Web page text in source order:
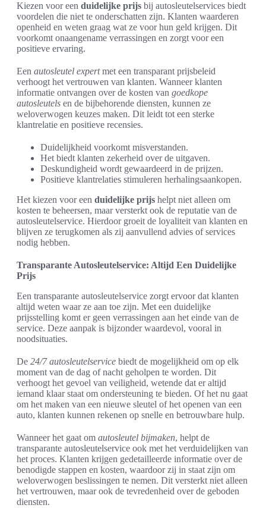
Kiezen voor een duidelijke prijs bij autosleutelservices biedt
voordelen die niet te onderschatten zijn. Klanten waarderen
openheid en weten graag wat ze voor hun geld krijgen. Dit
voorkomt onaangename verrassingen en zorgt voor een
positieve ervaring.
Een autosleutel expertmet een transparant prijsbeleid
verhoogt het vertrouwen van klanten. Wanneer klanten
informatie ontvangen over de kosten van goedkope
autosleutels en de bijbehorende diensten, kunnen ze
weloverwogen keuzes maken. Dit leidt tot een sterke
klantrelatie en positieve recensies.
Duidelijkheid voorkomt misverstanden.
Het biedt klanten zekerheid over de uitgaven.
Deskundigheid wordt gewaardeerd in de prijzen.
Positieve klantrelaties stimuleren herhalingsaankopen.
Het kiezen voor een duidelijke prijs helpt niet alleen om
kosten te beheersen, maar versterkt ook de reputatie van de
autosleutelservice. Hierdoor groeit de loyaliteit van klanten en
blijven ze terugkomen als zij aanvullend advies of services
nodig hebben.
Transparante Autosleutelservice: Altijd Een Duidelijke
Prijs
Een transparante autosleutelservice zorgt ervoor dat klanten
altijd weten waar ze aan toe zijn. Met een duidelijke
prijsstelling komt er geen verrassingen aan het einde van de
service. Deze aanpak is bijzonder waardevol, vooral in
noodsituaties.
De 24/7 autosleutelservice biedt de mogelijkheid om op elk
moment van de dag of nacht geholpen te worden. Dit
verhoogt het gevoel van veiligheid, wetende dat er altijd
iemand klaar staat om ondersteuning te bieden. Of het nu gaat
om het maken van een nieuwe sleutel of het openen van een
auto, klanten kunnen rekenen op snelle en betrouwbare hulp.
Wanneer het gaat om autosleutel bijmaken, helpt de
transparante autosleutelservice ook met het verduidelijken van
het proces. Klanten krijgen gedetailleerde informatie over de
benodigde stappen en kosten, waardoor zij in staat zijn om
weloverwogen beslissingen te nemen. Dit versterkt niet alleen
het vertrouwen, maar ook de tevredenheid over de geboden
diensten.